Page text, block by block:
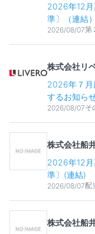
2026年12月
準〕（連結）
2026/08/07第
株式会社リ
2026年７月
するお知ら
2026/08/07そ
株式会社船
2026年12月
準〕(連結)
2026/08/07配
株式会社船